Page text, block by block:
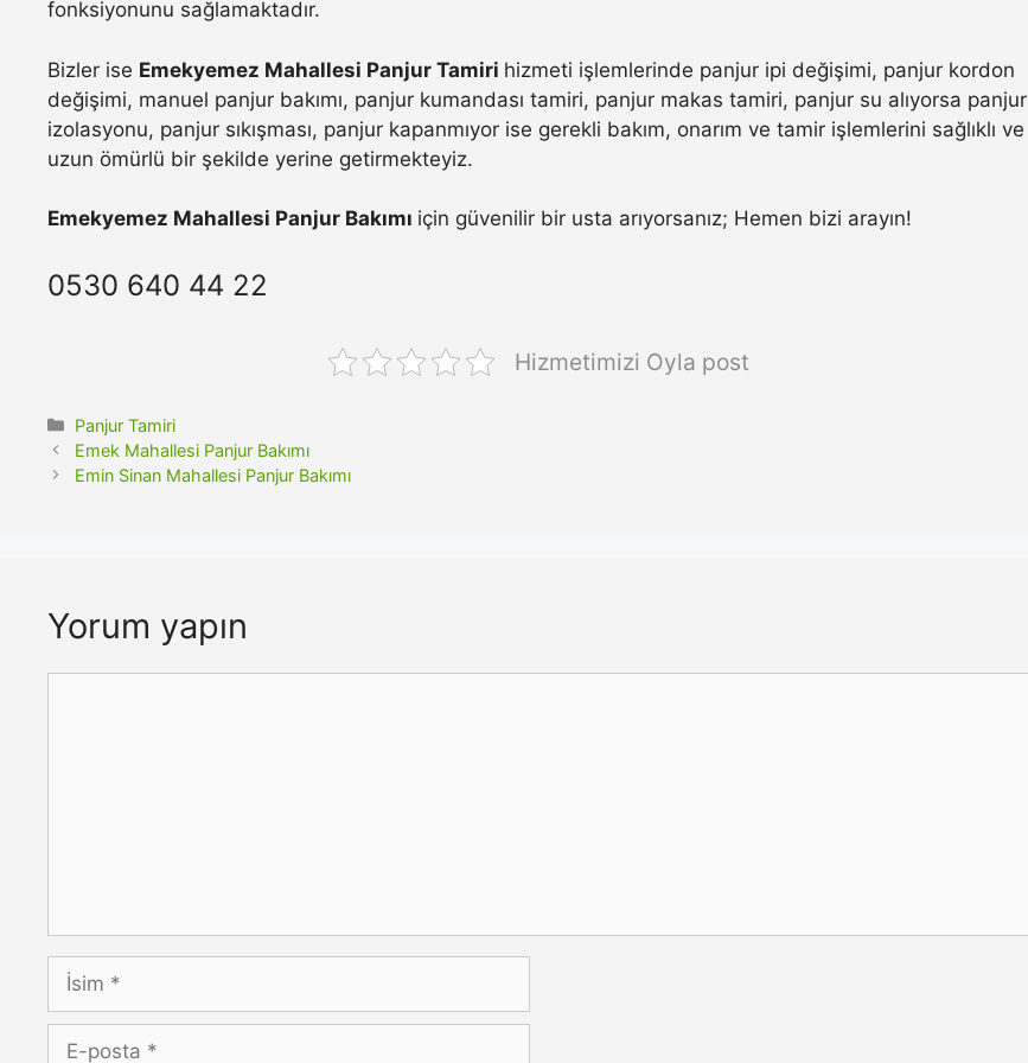
fonksiyonunu sağlamaktadır.
Bizler ise Emekyemez Mahallesi Panjur Tamiri hizmeti işlemlerinde panjur ipi değişimi, panjur kordon
değişimi, manuel panjur bakımı, panjur kumandası tamiri, panjur makas tamiri, panjur su alıyorsa panjur
izolasyonu, panjur sıkışması, panjur kapanmıyor ise gerekli bakım, onarım ve tamir işlemlerini sağlıklı ve
uzun ömürlü bir şekilde yerine getirmekteyiz.
Emekyemez Mahallesi Panjur Bakımı için güvenilir bir usta arıyorsanız; Hemen bizi arayın!
0530 640 44 22
Hizmetimizi Oyla post
Kategoriler
Panjur Tamiri
Emek Mahallesi Panjur Bakımı
Emin Sinan Mahallesi Panjur Bakımı
Yorum yapın
İsim